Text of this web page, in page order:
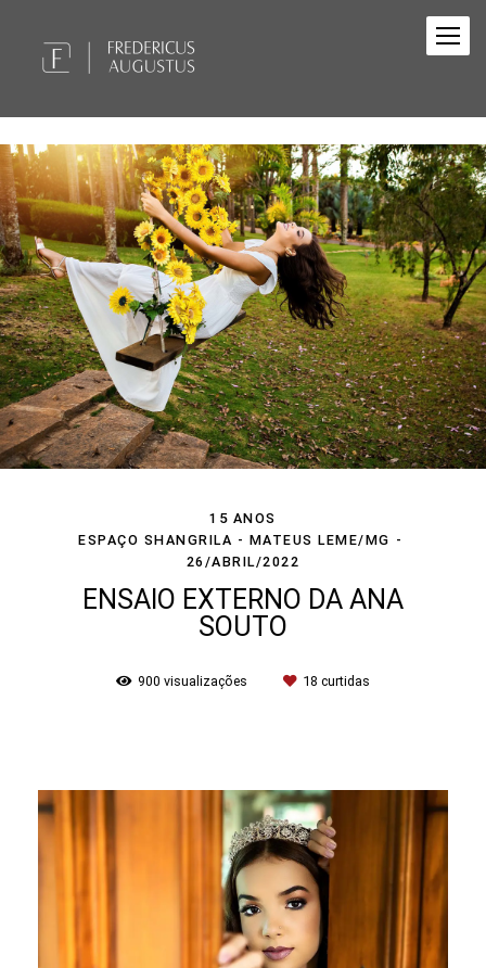
15 ANOS
ESPAÇO SHANGRILA - MATEUS LEME/MG
26/ABRIL/2022
ENSAIO EXTERNO DA ANA
SOUTO
900 visualizações 18 curtidas